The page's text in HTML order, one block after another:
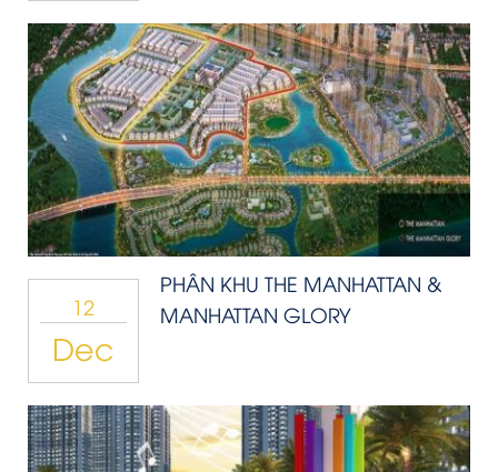
12
Dec
PHÂN KHU THE MANHATTAN &
MANHATTAN GLORY